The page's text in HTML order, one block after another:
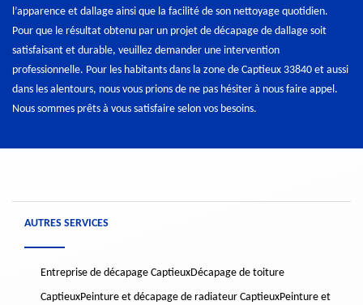
l’apparence et dallage ainsi que la facilité de son nettoyage quotidien.
Pour que le résultat obtenu par un projet de décapage de dallage soit
satisfaisant et durable, veuillez demander une intervention
professionnelle. Pour les habitants dans la zone de Captieux 33840 et aussi
dans les alentours, nous vous prions de ne pas hésiter à nous faire appel.
Nous sommes prêts à vous satisfaire selon vos besoins.
AUTRES SERVICES
Entreprise de décapage CaptieuxDécapage de toiture
CaptieuxPeinture et décapage de radiateur CaptieuxPeinture et